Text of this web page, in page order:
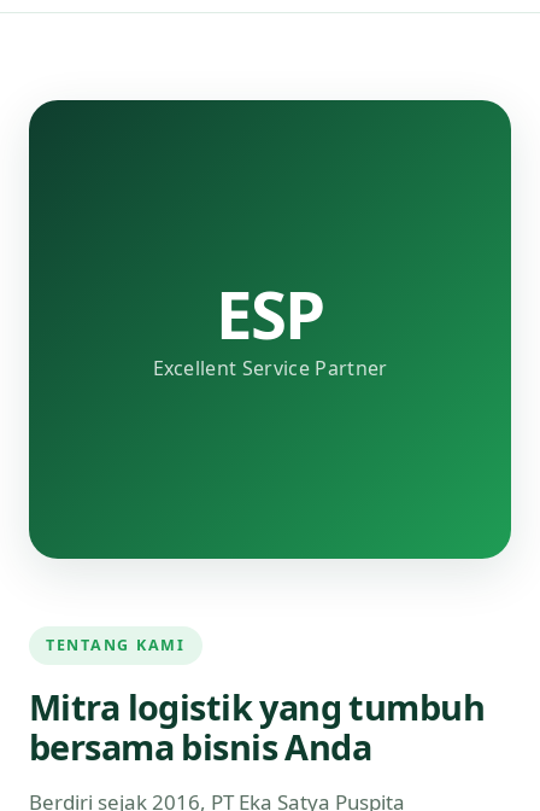
ESP
Excellent Service Partner
TENTANG KAMI
Mitra logistik yang tumbuh
bersama bisnis Anda
Berdiri sejak 2016, PT Eka Satya Puspita